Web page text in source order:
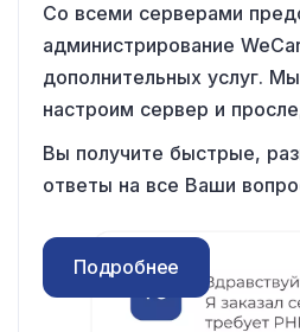
Со всеми серверами
администрирование
дополнительных услуг.
настроим сервер и
Вы получите быстрые,
ответы на все Ваши
Подробнее